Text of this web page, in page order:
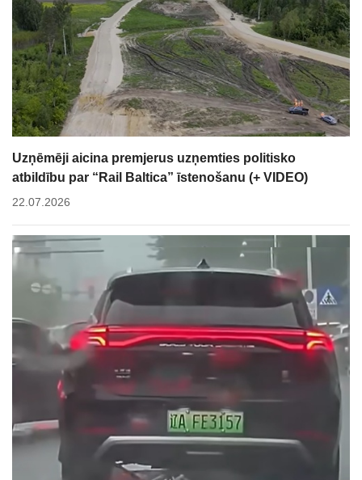
Uzņēmēji aicina premjerus uzņemties politisko
atbildību par “Rail Baltica” īstenošanu (+ VIDEO)
22.07.2026